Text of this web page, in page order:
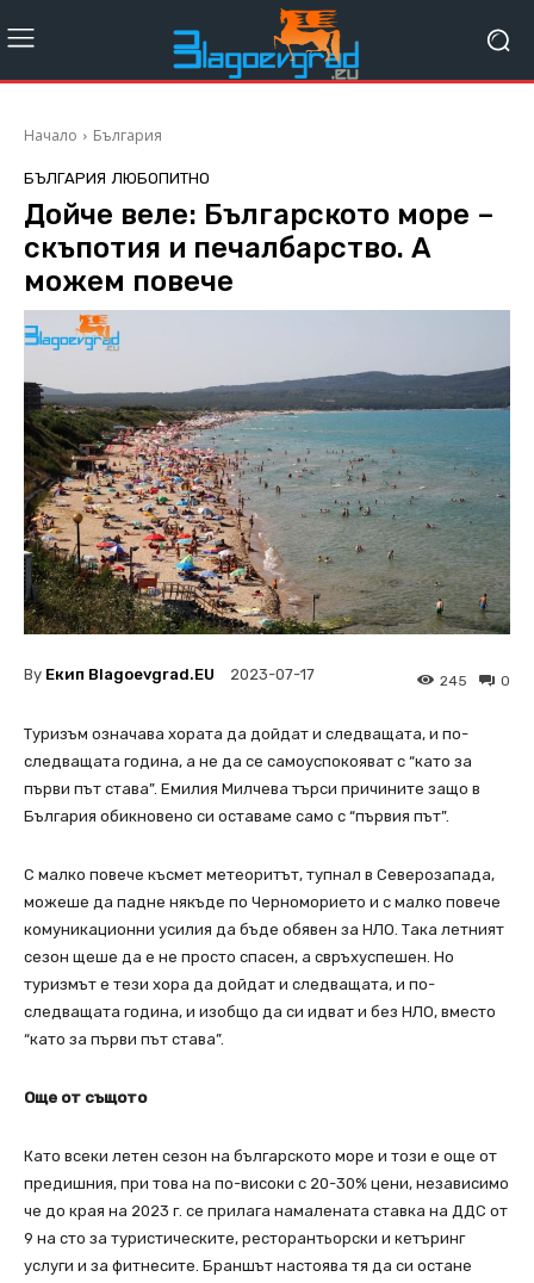
Начало България
БЪЛГАРИЯ ЛЮБОПИТНО
Дойче веле: Българското море –
скъпотия и печалбарство. А
можем повече
By Екип Blagoevgrad.EU 2023-07-17 0
245
Туризъм означава хората да дойдат и следващата, и по-
следващата година, а не да се самоуспокояват с “като за
първи път става”. Емилия Милчева търси причините защо в
България обикновено си оставаме само с “първия път”.
С малко повече късмет метеоритът, тупнал в Северозапада,
можеше да падне някъде по Черноморието и с малко повече
комуникационни усилия да бъде обявен за НЛО. Така летният
сезон щеше да е не просто спасен, а свръхуспешен. Но
туризмът е тези хора да дойдат и следващата, и по-
следващата година, и изобщо да си идват и без НЛО, вместо
“като за първи път става”.
Още от същото
Като всеки летен сезон на българското море и този е още от
предишния, при това на по-високи с 20-30% цени, независимо
че до края на 2023 г. се прилага намалената ставка на ДДС от
9 на сто за туристическите, ресторантьорски и кетъринг
услуги и за фитнесите. Браншът настоява тя да си остане